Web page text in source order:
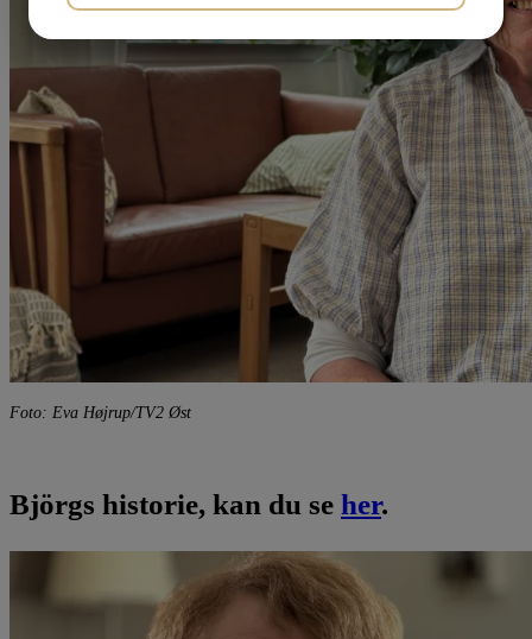
Foto: Eva Højrup/TV2 Øst
Björgs historie, kan du se her.
MARKETING STATISTIK